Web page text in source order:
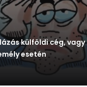
külföldi cég, vagy
esetén